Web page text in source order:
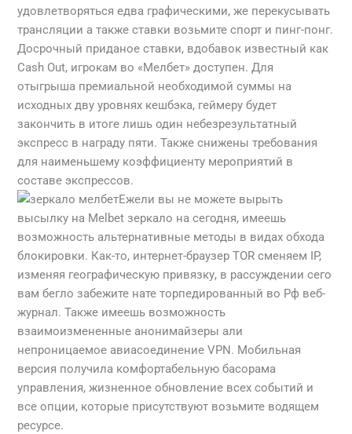
удовлетворяться едва графическими, же перекусывать
трансляции а также ставки возьмите спорт и пинг-понг.
Досрочный приданое ставки, вдобавок известный как
Cash Out, игрокам во «Мелбет» доступен. Для
отыгрыша премиальной необходимой суммы на
исходных дву уровнях кешбэка, геймеру будет
закончить в итоге лишь один небезрезультатный
экспресс в награду пяти. Также снижены требования
для наименьшему коэффициенту мероприятий в
составе экспрессов.
Ежели вы не можете вырыть
высылку на Melbet зеркало на сегодня, имеешь
возможность альтернативные методы в видах обхода
блокировки. Как-то, интернет-браузер TOR сменяем IP,
изменяя географическую привязку, в рассуждении сего
вам бегло забежите нате торпедированный во Рф веб-
журнал. Также имеешь возможность
взаимоизмененные анонимайзеры али
непроницаемое авиасоединение VPN. Мобильная
версия получила комфортабельную басорама
управления, жизненное обновление всех событий и
все опции, которые присутствуют возьмите водящем
ресурсе.